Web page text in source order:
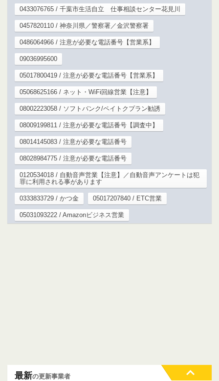
0433076765 / 千葉市生活自立 仕事相談センター花見川
0457820110 / 神奈川県／警察署／金沢警察署
0486064966 / 注意が必要な電話番号【営業系】
09036995600
05017800419 / 注意が必要な電話番号【営業系】
05068625166 / ネット・WiFi回線営業【注意】
08002223058 / ソフトバンク/ペイトクプラン勧誘
08009199811 / 注意が必要な電話番号【調査中】
08014145083 / 注意が必要な電話番号
08028984775 / 注意が必要な電話番号
0120534018 / 自動音声営業【注意】／自動音声アンケートは犯
罪に利用される事があります
0333833729 / かつ金 05017207840 / ETC営業
05031093222 / Amazonビジネス営業
最新の更新事業者